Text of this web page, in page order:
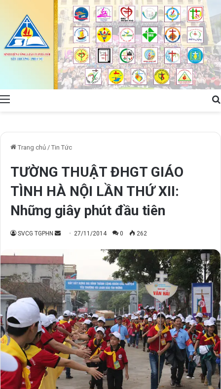
Menu
Trang chủ / Tin Tức
TƯỜNG THUẬT ĐHGT GIÁO
TÌNH HÀ NỘI LẦN THỨ XII:
Những giây phút đầu tiên
SVCG TGPHN
Send
email
27/11/2014 0 262